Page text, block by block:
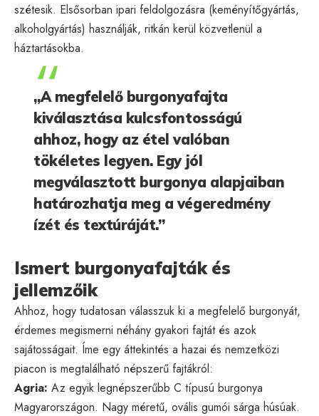
szétesik. Elsősorban ipari feldolgozásra (keményítőgyártás,
alkoholgyártás) használják, ritkán kerül közvetlenül a
háztartásokba.
„A megfelelő burgonyafajta
kiválasztása kulcsfontosságú
ahhoz, hogy az étel valóban
tökéletes legyen. Egy jól
megválasztott burgonya alapjaiban
határozhatja meg a végeredmény
ízét és textúráját.”
Ismert burgonyafajták és
jellemzőik
Ahhoz, hogy tudatosan válasszuk ki a megfelelő burgonyát,
érdemes megismerni néhány gyakori fajtát és azok
sajátosságait. Íme egy áttekintés a hazai és nemzetközi
piacon is megtalálható népszerű fajtákról:
Agria: Az egyik legnépszerűbb C típusú burgonya
Magyarországon. Nagy méretű, ovális gumói sárga húsúak.